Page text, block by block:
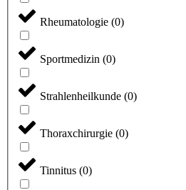
Rheumatologie (0)
Sportmedizin (0)
Strahlenheilkunde (0)
Thoraxchirurgie (0)
Tinnitus (0)